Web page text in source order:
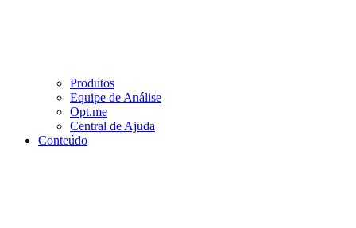
Produtos
Equipe de Análise
Opt.me
Central de Ajuda
Conteúdo